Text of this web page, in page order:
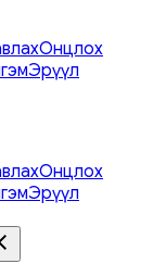
Онцлох
Эрүүл
Онцлох
Эрүүл